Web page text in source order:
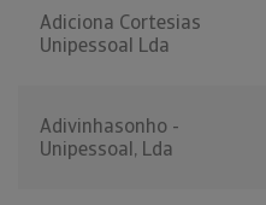
Adiciona Cortesias
Unipessoal Lda
Adivinhasonho -
Unipessoal, Lda